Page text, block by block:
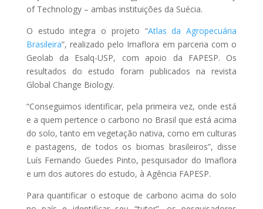
of Technology – ambas instituições da Suécia.
O estudo integra o projeto “Atlas da Agropecuária
Brasileira”, realizado pelo Imaflora em parceria com o
Geolab da Esalq-USP, com apoio da FAPESP. Os
resultados do estudo foram publicados na revista
Global Change Biology.
“Conseguimos identificar, pela primeira vez, onde está
e a quem pertence o carbono no Brasil que está acima
do solo, tanto em vegetação nativa, como em culturas
e pastagens, de todos os biomas brasileiros”, disse
Luís Fernando Guedes Pinto, pesquisador do Imaflora
e um dos autores do estudo, à Agência FAPESP.
Para quantificar o estoque de carbono acima do solo